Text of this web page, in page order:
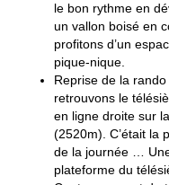
le bon rythme en
un vallon boisé en
profitons d’un
pique-nique.
Reprise de la
retrouvons le
en ligne droite sur
(2520m). C’était la
de la journée …
plateforme du